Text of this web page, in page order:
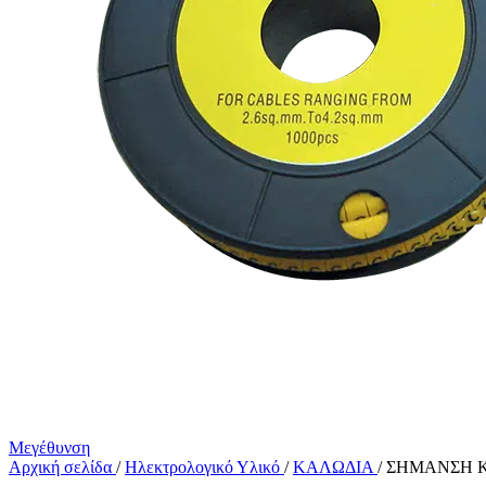
Μεγέθυνση
Αρχική σελίδα / Ηλεκτρολογικό Υλικό / ΚΑΛΩΔΙΑ / ΣΗΜΑΝΣΗ